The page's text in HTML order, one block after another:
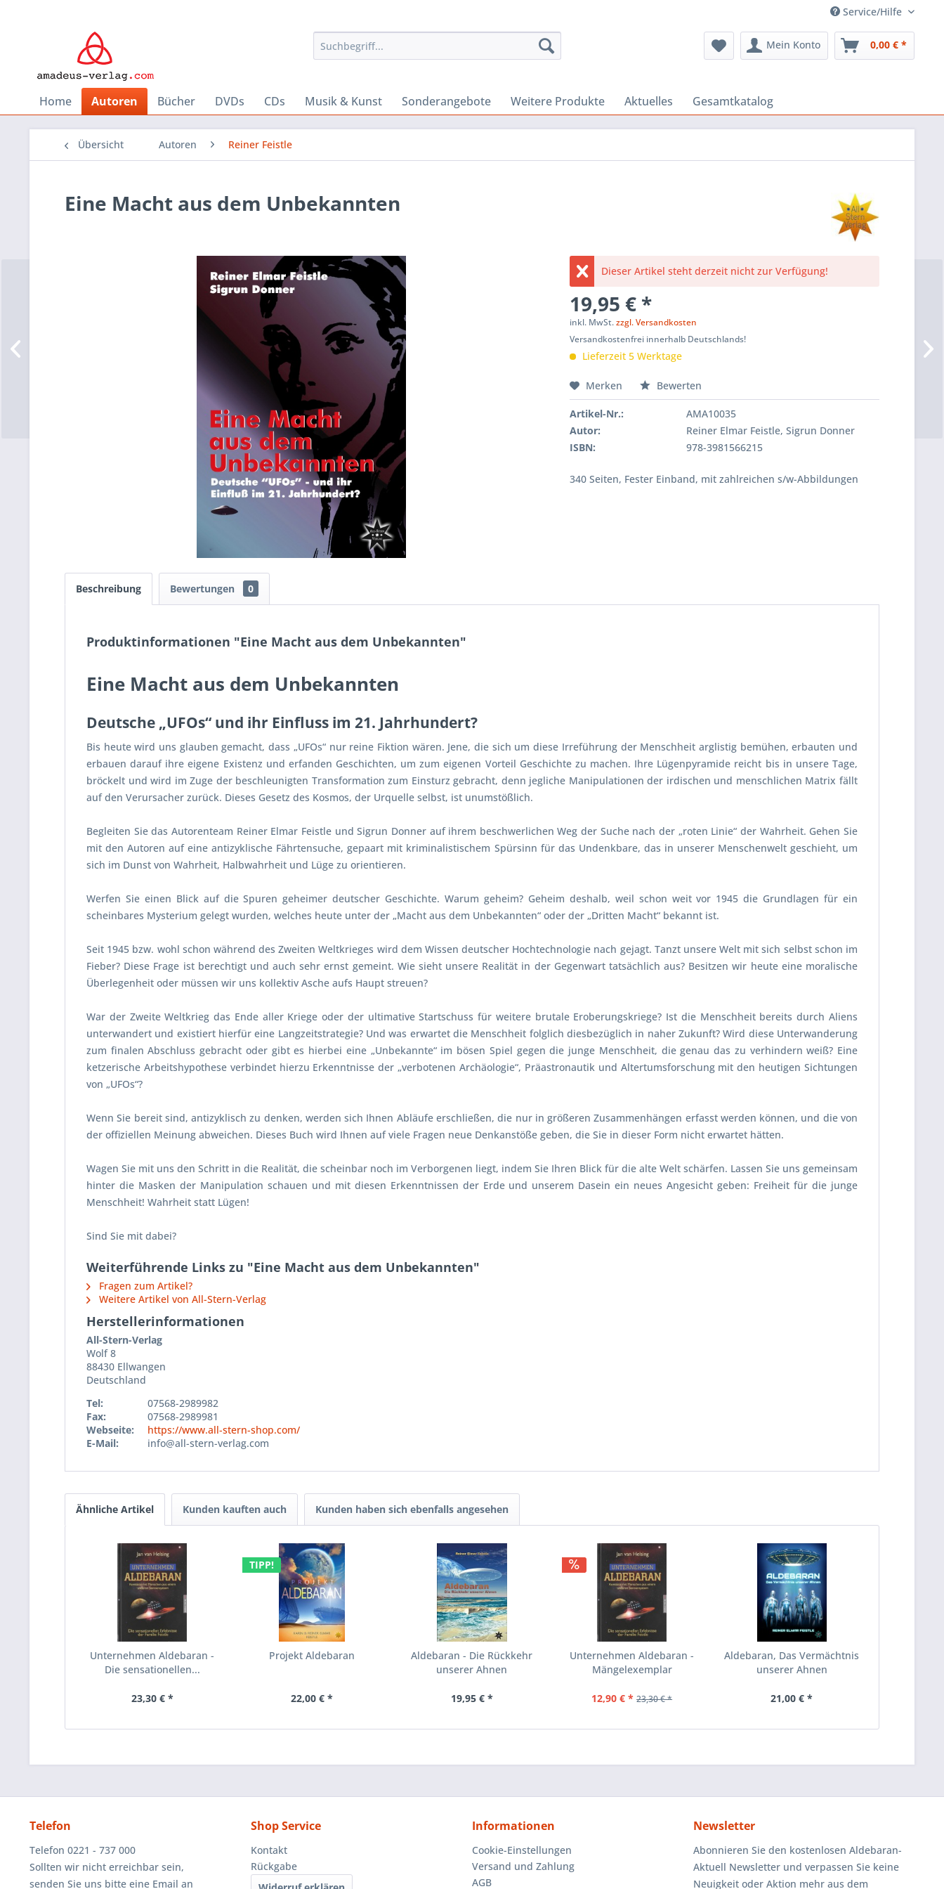
Service/Hilfe
Mein Konto 0,00 € *
Home Autoren Bücher DVDs CDs Musik & Kunst Sonderangebote Weitere Produkte Aktuelles Gesamtkatalog
Übersicht Autoren Reiner Feistle
Eine Macht aus dem Unbekannten
Dieser Artikel steht derzeit nicht zur Verfügung!
19,95 € *
inkl. MwSt.zzgl. Versandkosten
Versandkostenfrei innerhalb Deutschlands!
Lieferzeit 5 Werktage
Merken Bewerten
Artikel-Nr.:
AMA10035
Autor:
Reiner Elmar Feistle, Sigrun Donner
ISBN:
978-3981566215
340 Seiten, Fester Einband, mit zahlreichen s/w-Abbildungen
Beschreibung Bewertungen 0
Produktinformationen "Eine Macht aus dem Unbekannten"
Eine Macht aus dem Unbekannten
Deutsche „UFOs“ und ihr Einfluss im 21. Jahrhundert?
Bis heute wird uns glauben gemacht, dass „UFOs“ nur reine Fiktion wären. Jene, die sich um diese Irreführung der Menschheit arglistig bemühen, erbauten und
erbauen darauf ihre eigene Existenz und erfanden Geschichten, um zum eigenen Vorteil Geschichte zu machen. Ihre Lügenpyramide reicht bis in unsere Tage,
bröckelt und wird im Zuge der beschleunigten Transformation zum Einsturz gebracht, denn jegliche Manipulationen der irdischen und menschlichen Matrix fällt
auf den Verursacher zurück. Dieses Gesetz des Kosmos, der Urquelle selbst, ist unumstößlich.
Begleiten Sie das Autorenteam Reiner Elmar Feistle und Sigrun Donner auf ihrem beschwerlichen Weg der Suche nach der „roten Linie“ der Wahrheit. Gehen Sie
mit den Autoren auf eine antizyklische Fährtensuche, gepaart mit kriminalistischem Spürsinn für das Undenkbare, das in unserer Menschenwelt geschieht, um
sich im Dunst von Wahrheit, Halbwahrheit und Lüge zu orientieren.
Werfen Sie einen Blick auf die Spuren geheimer deutscher Geschichte. Warum geheim? Geheim deshalb, weil schon weit vor 1945 die Grundlagen für ein
scheinbares Mysterium gelegt wurden, welches heute unter der „Macht aus dem Unbekannten“ oder der „Dritten Macht“ bekannt ist.
Seit 1945 bzw. wohl schon während des Zweiten Weltkrieges wird dem Wissen deutscher Hochtechnologie nach gejagt. Tanzt unsere Welt mit sich selbst schon im
Fieber? Diese Frage ist berechtigt und auch sehr ernst gemeint. Wie sieht unsere Realität in der Gegenwart tatsächlich aus? Besitzen wir heute eine moralische
Überlegenheit oder müssen wir uns kollektiv Asche aufs Haupt streuen?
War der Zweite Weltkrieg das Ende aller Kriege oder der ultimative Startschuss für weitere brutale Eroberungskriege? Ist die Menschheit bereits durch Aliens
unterwandert und existiert hierfür eine Langzeitstrategie? Und was erwartet die Menschheit folglich diesbezüglich in naher Zukunft? Wird diese Unterwanderung
zum finalen Abschluss gebracht oder gibt es hierbei eine „Unbekannte“ im bösen Spiel gegen die junge Menschheit, die genau das zu verhindern weiß? Eine
ketzerische Arbeitshypothese verbindet hierzu Erkenntnisse der „verbotenen Archäologie“, Präastronautik und Altertumsforschung mit den heutigen Sichtungen
von „UFOs“?
Wenn Sie bereit sind, antizyklisch zu denken, werden sich Ihnen Abläufe erschließen, die nur in größeren Zusammenhängen erfasst werden können, und die von
der offiziellen Meinung abweichen. Dieses Buch wird Ihnen auf viele Fragen neue Denkanstöße geben, die Sie in dieser Form nicht erwartet hätten.
Wagen Sie mit uns den Schritt in die Realität, die scheinbar noch im Verborgenen liegt, indem Sie Ihren Blick für die alte Welt schärfen. Lassen Sie uns gemeinsam
hinter die Masken der Manipulation schauen und mit diesen Erkenntnissen der Erde und unserem Dasein ein neues Angesicht geben: Freiheit für die junge
Menschheit! Wahrheit statt Lügen!
Sind Sie mit dabei?
Weiterführende Links zu "Eine Macht aus dem Unbekannten"
Fragen zum Artikel?
Weitere Artikel von All-Stern-Verlag
Herstellerinformationen
All-Stern-Verlag
Wolf 8
88430 Ellwangen
Deutschland
Tel:
07568-2989982
Fax:
07568-2989981
Webseite:
https://www.all-stern-shop.com/
E-Mail:
info@all-stern-verlag.com
Ähnliche Artikel Kunden kauften auch Kunden haben sich ebenfalls angesehen
Unternehmen Aldebaran -
Die sensationellen...
23,30 € *
TIPP!
Projekt Aldebaran
22,00 € *
Aldebaran - Die Rückkehr
unserer Ahnen
19,95 € *
Unternehmen Aldebaran -
Mängelexemplar
12,90 € * 23,30 € *
Aldebaran, Das Vermächtnis
unserer Ahnen
21,00 € *
Telefon
Telefon 0221 - 737 000
Sollten wir nicht erreichbar sein,
senden Sie uns bitte eine Email an
Shop Service
Kontakt
Rückgabe
Informationen
Cookie-Einstellungen
Versand und Zahlung
AGB
Newsletter
Abonnieren Sie den kostenlosen Aldebaran-
Aktuell Newsletter und verpassen Sie keine
Neuigkeit oder Aktion mehr aus dem